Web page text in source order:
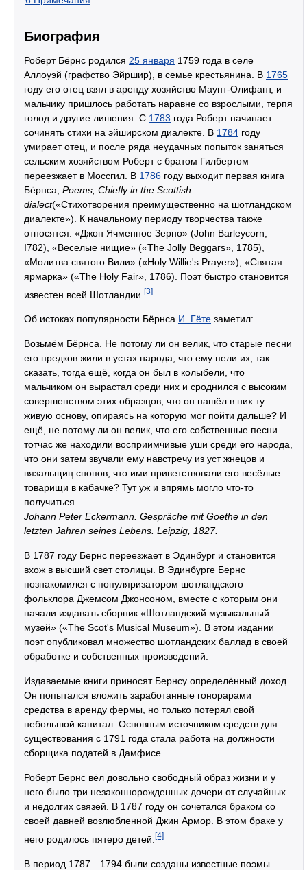
Биография
Роберт Бёрнс родился 25 января 1759 года в селе
Аллоуэй (графство Эйршир), в семье крестьянина. В 1765
году его отец взял в аренду хозяйство Маунт-Олифант, и
мальчику пришлось работать наравне со взрослыми, терпя
голод и другие лишения. С 1783 года Роберт начинает
сочинять стихи на эйширском диалекте. В 1784 году
умирает отец, и после ряда неудачных попыток заняться
сельским хозяйством Роберт с братом Гилбертом
переезжает в Моссгил. В 1786 году выходит первая книга
Бёрнса, Poems, Chiefly in the Scottish
dialect(«Стихотворения преимущественно на шотландском
диалекте»). К начальному периоду творчества также
относятся: «Джон Ячменное Зерно» (John Barleycorn,
I782), «Веселые нищие» («The Jolly Beggars», 1785),
«Молитва святого Вили» («Holy Willie's Prayer»), «Святая
ярмарка» («The Holy Fair», 1786). Поэт быстро становится
известен всей Шотландии. [3]
Об истоках популярности Бёрнса И. Гёте заметил:
Возьмём Бёрнса. Не потому ли он велик, что старые песни
его предков жили в устах народа, что ему пели их, так
сказать, тогда ещё, когда он был в колыбели, что
мальчиком он вырастал среди них и сроднился с высоким
совершенством этих образцов, что он нашёл в них ту
живую основу, опираясь на которую мог пойти дальше? И
ещё, не потому ли он велик, что его собственные песни
тотчас же находили восприимчивые уши среди его народа,
что они затем звучали ему навстречу из уст жнецов и
вязальщиц снопов, что ими приветствовали его весёлые
товарищи в кабачке? Тут уж и впрямь могло что-то
получиться.
Johann Peter Eckermann. Gespräche mit Goethe in den
letzten Jahren seines Lebens. Leipzig, 1827.
В 1787 году Бернс переезжает в Эдинбург и становится
вхож в высший свет столицы. В Эдинбурге Бернс
познакомился с популяризатором шотландского
фольклора Джемсом Джонсоном, вместе с которым они
начали издавать сборник «Шотландский музыкальный
музей» («The Scot's Musical Museum»). В этом издании
поэт опубликовал множество шотландских баллад в своей
обработке и собственных произведений.
Издаваемые книги приносят Бернсу определённый доход.
Он попытался вложить заработанные гонорарами
средства в аренду фермы, но только потерял свой
небольшой капитал. Основным источником средств для
существования с 1791 года стала работа на должности
сборщика податей в Дамфисе.
Роберт Бернс вёл довольно свободный образ жизни и у
него было три незаконнорожденных дочери от случайных
и недолгих связей. В 1787 году он сочетался браком со
своей давней возлюбленной Джин Армор. В этом браке у
него родилось пятеро детей. [4]
В период 1787—1794 были созданы известные поэмы